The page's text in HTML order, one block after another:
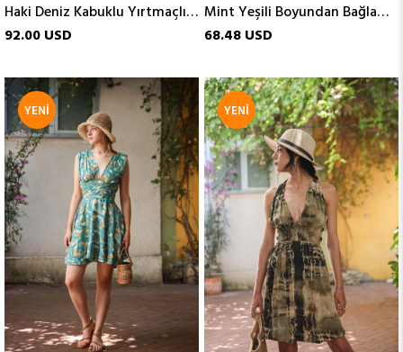
Haki Deniz Kabuklu Yırtmaçlı Otantik Elbise
92.00 USD
Mint Yeşili Boyundan Bağlamalı Kısa İpek Elbise
68.48 USD
YENI
ÜRÜN
YENI
ÜRÜN